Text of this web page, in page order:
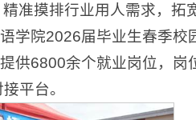
准摸排行业用人需求，拓
学院2026届毕业生春季校
供6800余个就业岗位，岗
平台。